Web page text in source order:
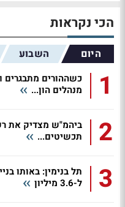
הכי נקראות
היום השבוע
1
כשההורים מתבגרים
מנהלים הון...
2
ביהמ"ש מצדיק את
תכשיטים...
3
ל-3.6 מיליון